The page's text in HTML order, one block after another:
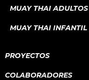
MUAY THAI
MUAY THAI INFANTIL
PROYECTOS
COLABORADORES